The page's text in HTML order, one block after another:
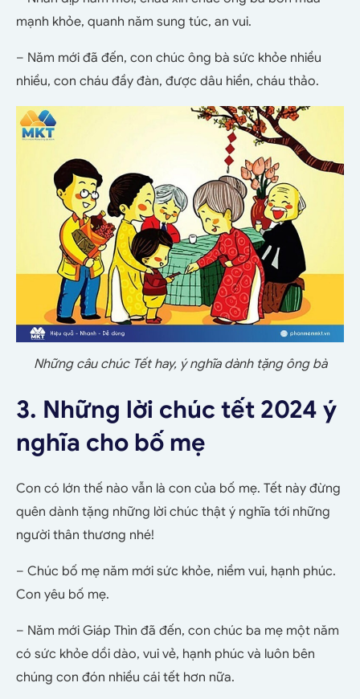
mạnh khỏe, quanh năm sung túc, an vui.
– Năm mới đã đến, con chúc ông bà sức khỏe nhiều
nhiều, con cháu đầy đàn, được dâu hiền, cháu thảo.
Những câu chúc Tết hay, ý nghĩa dành tặng ông bà
3. Những lời chúc tết 2024 ý
nghĩa cho bố mẹ
Con có lớn thế nào vẫn là con của bố mẹ. Tết này đừng
quên dành tặng những lời chúc thật ý nghĩa tới những
người thân thương nhé!
– Chúc bố mẹ năm mới sức khỏe, niềm vui, hạnh phúc.
Con yêu bố mẹ.
– Năm mới Giáp Thìn đã đến, con chúc ba mẹ một năm
có sức khỏe dồi dào, vui vẻ, hạnh phúc và luôn bên
chúng con đón nhiều cái tết hơn nữa.